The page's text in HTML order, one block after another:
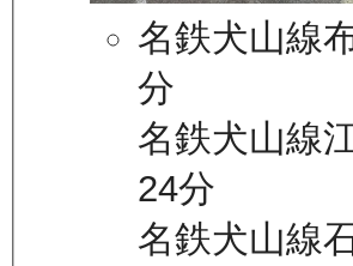
名鉄犬山線
分
名鉄犬山線
24分
名鉄犬山線